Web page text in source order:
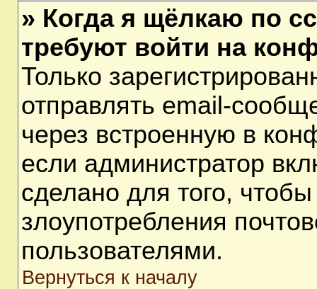
» Когда я щёлкаю по
требуют войти на
Только
отправлять email-
через встроенную в
если администратор
сделано для того,
злоупотребления
пользователями.
Вернуться к началу